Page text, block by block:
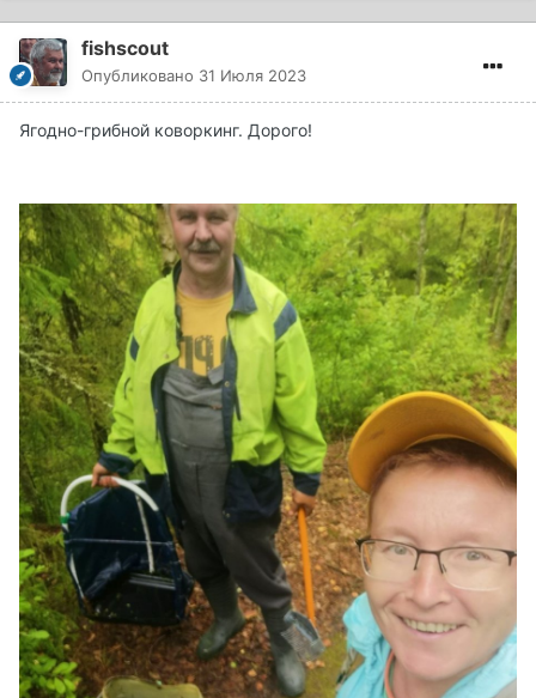
fishscout
Опубликовано 31 Июля 2023
Ягодно-грибной коворкинг. Дорого!